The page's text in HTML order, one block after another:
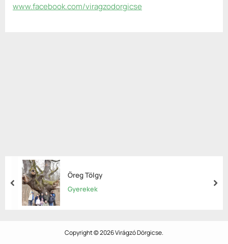
www.facebook.com/viragzodorgicse
Öreg Tölgy
Gyerekek
prev
Copyright © 2026 Virágzó Dörgicse.